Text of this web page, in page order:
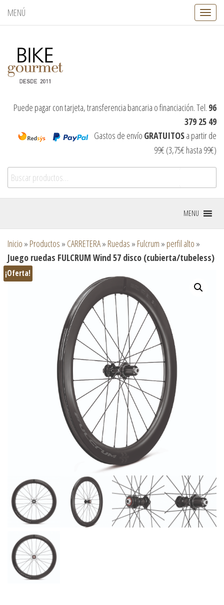
MENÚ
C
a
e
g
a
i
Puede pagar con tarjeta, transferencia bancaria o financiación. Tel. 96
379 25 49
Gastos de envío GRATUITOSa partir de
99€ (3,75€ hasta 99€)
MENU
Inicio » Productos » CARRETERA» Ruedas » Fulcrum » perfil alto »
Juego ruedas FULCRUM Wind 57 disco (cubierta/tubeless)
¡Oferta!